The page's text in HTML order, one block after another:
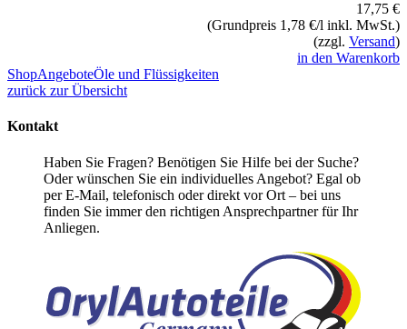
17,75 €
(Grundpreis 1,78 €/l inkl. MwSt.)
(zzgl. Versand)
in den Warenkorb
ShopAngeboteÖle und Flüssigkeiten
zurück zur Übersicht
Kontakt
Haben Sie Fragen? Benötigen Sie Hilfe bei der Suche?
Oder wünschen Sie ein individuelles Angebot? Egal ob
per E-Mail, telefonisch oder direkt vor Ort – bei uns
finden Sie immer den richtigen Ansprechpartner für Ihr
Anliegen.